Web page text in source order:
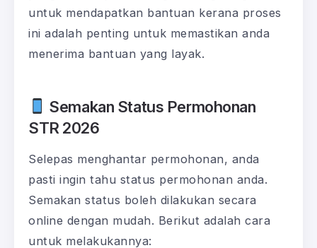
untuk mendapatkan bantuan kerana proses
ini adalah penting untuk memastikan anda
menerima bantuan yang layak.
Semakan Status Permohonan
STR 2026
Selepas menghantar permohonan, anda
pasti ingin tahu status permohonan anda.
Semakan status boleh dilakukan secara
online dengan mudah. Berikut adalah cara
untuk melakukannya: